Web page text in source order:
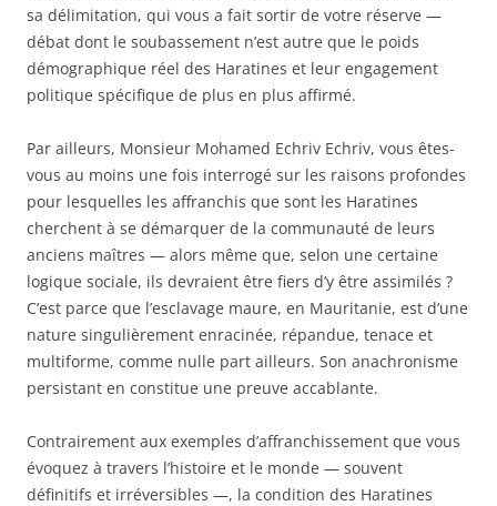
sa délimitation, qui vous a fait sortir de votre réserve —
débat dont le soubassement n’est autre que le poids
démographique réel des Haratines et leur engagement
politique spécifique de plus en plus affirmé.
Par ailleurs, Monsieur Mohamed Echriv Echriv, vous êtes-
vous au moins une fois interrogé sur les raisons profondes
pour lesquelles les affranchis que sont les Haratines
cherchent à se démarquer de la communauté de leurs
anciens maîtres — alors même que, selon une certaine
logique sociale, ils devraient être fiers d’y être assimilés ?
C’est parce que l’esclavage maure, en Mauritanie, est d’une
nature singulièrement enracinée, répandue, tenace et
multiforme, comme nulle part ailleurs. Son anachronisme
persistant en constitue une preuve accablante.
Contrairement aux exemples d’affranchissement que vous
évoquez à travers l’histoire et le monde — souvent
définitifs et irréversibles —, la condition des Haratines